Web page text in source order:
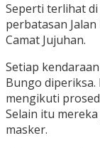
Seperti terlihat di
perbatasan
Camat Jujuhan.
Setiap
Bungo
mengikuti
Selain itu
masker.